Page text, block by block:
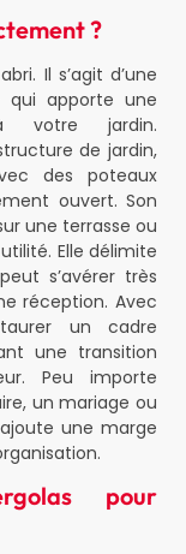
?
Il s’agit d’une
qui apporte une
votre jardin.
de jardin,
des poteaux
ouvert. Son
une terrasse ou
Elle délimite
s’avérer très
réception. Avec
un cadre
une transition
Peu importe
un mariage ou
une marge
pour